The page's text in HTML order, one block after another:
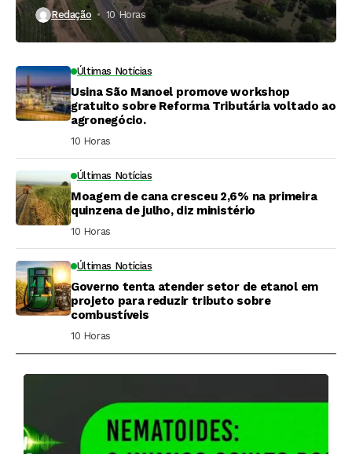
Redação 10 Horas ⁮
Últimas Notícias
Usina São Manoel promove workshop
gratuito sobre Reforma Tributária voltado ao
agronegócio.
10 Horas ⁮
Últimas Notícias
Moagem de cana cresceu 2,6% na primeira
quinzena de julho, diz ministério
10 Horas ⁮
Últimas Notícias
Governo tenta atender setor de etanol em
projeto para reduzir tributo sobre
combustíveis
10 Horas ⁮